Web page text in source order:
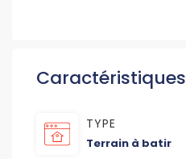
Caractéristiques
TYPE
Terrain à batir